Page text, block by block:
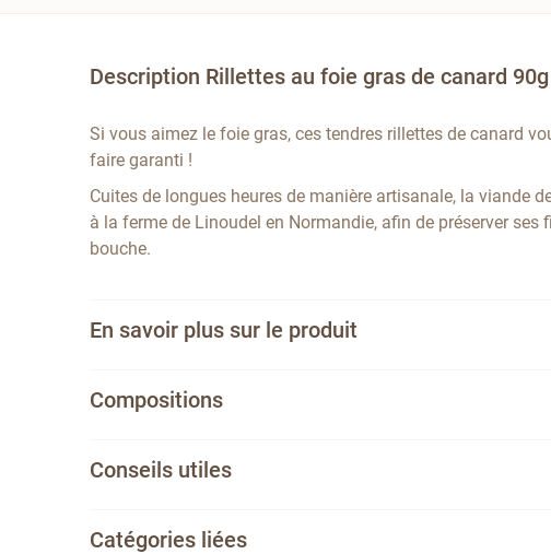
Description Rillettes au foie gras de canard
Si vous aimez le foie gras, ces tendres rillettes de canard
faire garanti !
Cuites de longues heures de manière artisanale, la viande
à la ferme de Linoudel en Normandie, afin de préserver ses
bouche.
En savoir plus sur le produit
Compositions
Conseils utiles
Catégories liées